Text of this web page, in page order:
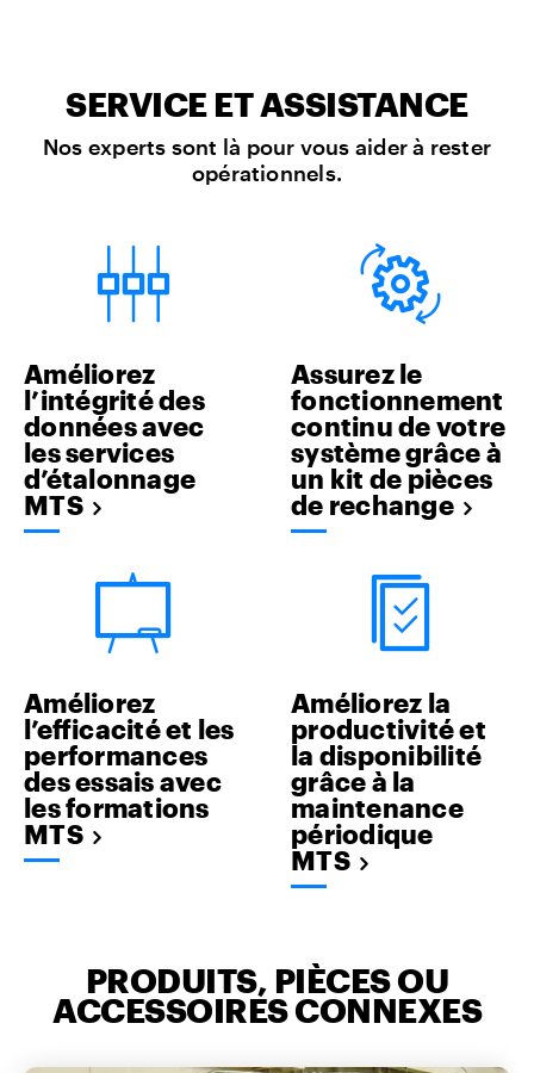
SERVICE ET ASSISTANCE
Nos experts sont là pour vous aider à rester
opérationnels.
Améliorez
l’intégrité des
données avec
les services
d’étalonnage
MTS
Assurez le
fonctionnement
continu de votre
système grâce à
un kit de pièces
de rechange
Améliorez
l’efficacité et les
performances
des essais avec
les formations
MTS
Améliorez la
productivité et
la disponibilité
grâce à la
maintenance
périodique
MTS
PRODUITS, PIÈCES OU
ACCESSOIRES CONNEXES